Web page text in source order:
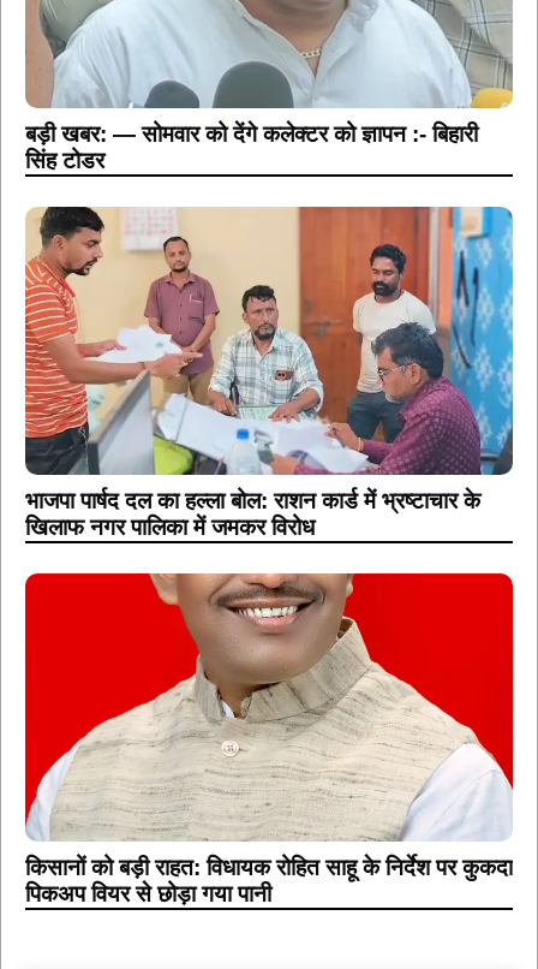
बड़ी खबर: — सोमवार को देंगे कलेक्टर को ज्ञापन :- बिहारी
सिंह टोडर
भाजपा पार्षद दल का हल्ला बोल: राशन कार्ड में भ्रष्टाचार के
खिलाफ नगर पालिका में जमकर विरोध
किसानों को बड़ी राहत: विधायक रोहित साहू के निर्देश पर कुकदा
पिकअप वियर से छोड़ा गया पानी
📝 संपादक की जानकारी